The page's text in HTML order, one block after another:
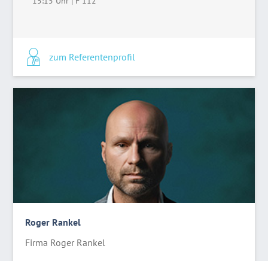
zum Referentenprofil
Roger Rankel
Firma Roger Rankel